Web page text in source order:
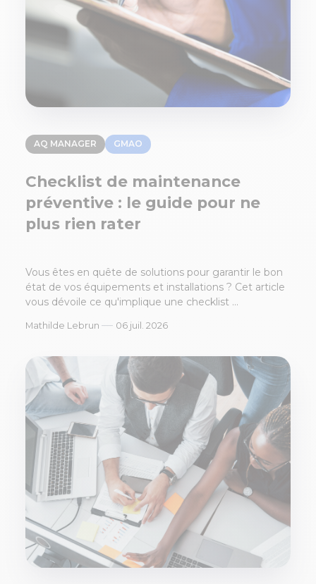
AQ MANAGER GMAO
Checklist de maintenance
préventive : le guide pour ne
plus rien rater
Vous êtes en quête de solutions pour garantir le bon
état de vos équipements et installations ? Cet article
vous dévoile ce qu'implique une checklist ...
Mathilde Lebrun — 06 juil. 2026